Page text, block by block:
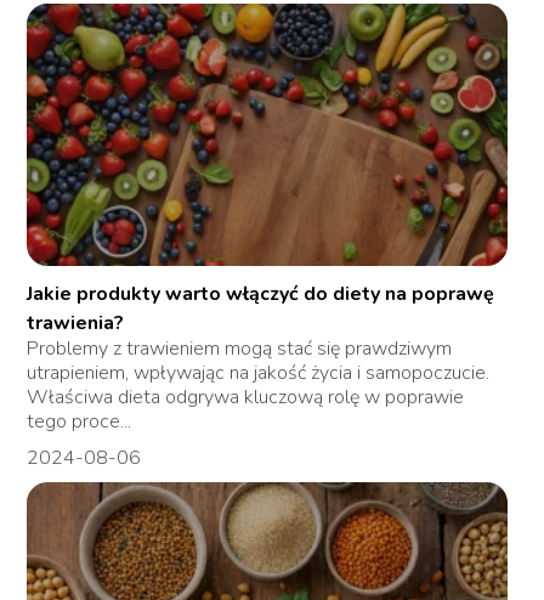
Jakie produkty warto włączyć do diety na poprawę
trawienia?
Problemy z trawieniem mogą stać się prawdziwym
utrapieniem, wpływając na jakość życia i samopoczucie.
Właściwa dieta odgrywa kluczową rolę w poprawie
tego proce...
2024-08-06